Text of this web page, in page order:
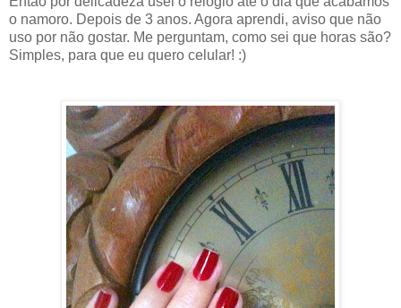
o namoro. Depois de 3 anos. Agora aprendi, aviso que não
uso por não gostar. Me perguntam, como sei que horas são?
Simples, para que eu quero celular! :)